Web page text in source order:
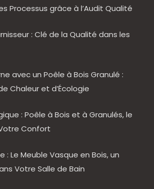
Processus grâce à l’Audit Qualité
: Clé de la Qualité dans les
avec un Poêle à Bois Granulé :
Chaleur et d’Écologie
: Poêle à Bois et à Granulés, le
Confort
: Le Meuble Vasque en Bois, un
Votre Salle de Bain